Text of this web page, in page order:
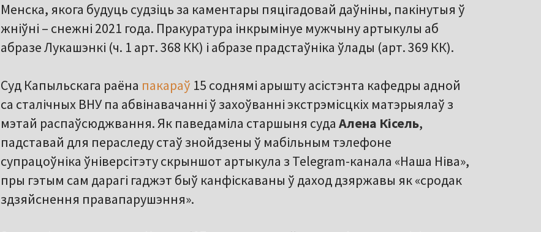
Менска, якога будуць судзіць за каментары пяцігадовай даўніны, пакінутыя ў
жніўні – снежні 2021 года. Пракуратура інкрымінуе мужчыну артыкулы аб
абразе Лукашэнкі (ч. 1 арт. 368 КК) і абразе прадстаўніка ўлады (арт. 369 КК).
Суд Капыльскага раёна пакараў 15 соднямі арышту асістэнта кафедры адной
са сталічных ВНУ па абвінавачанні ў захоўванні экстрэмісцкіх матэрыялаў з
мэтай распаўсюджвання. Як паведаміла старшыня суда Алена Кісель,
падставай для пераследу стаў знойдзены ў мабільным тэлефоне
супрацоўніка ўніверсітэту скрыншот артыкула з Telegram-канала «Наша Ніва»,
пры гэтым сам дарагі гаджэт быў канфіскаваны ў даход дзяржавы як «сродак
здзяйснення правапарушэння».